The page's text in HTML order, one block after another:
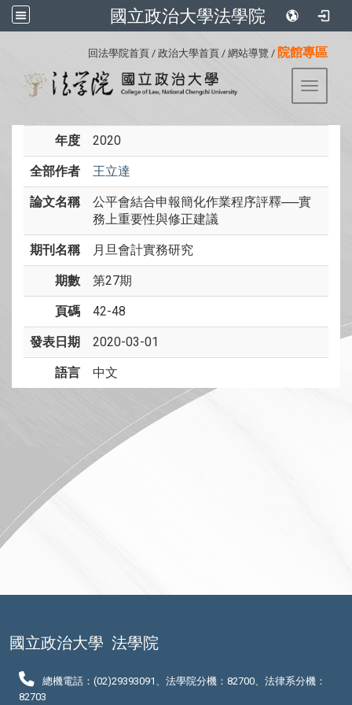
國立政治大學法學院
回法學院首頁 / 政治大學首頁 / 網站導覽 / 院館專區
Toggle
年度 2020
全部作者 王立達
論文名稱
公平會結合申報簡化作業程序評釋──實
務上重要性與修正建議
期刊名稱 月旦會計實務研究
期數 第27期
頁碼 42-48
發表日期 2020-03-01
語言 中文
國立政治大學 法學院
總機電話：(02)29393091、法學院分機：82700、法律系分機：
82703